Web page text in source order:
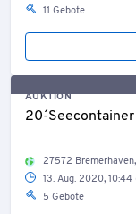
11 Gebote
AUKTION
20´-
27572 Bremerhaven,
13. Aug. 2020, 10:44
5 Gebote